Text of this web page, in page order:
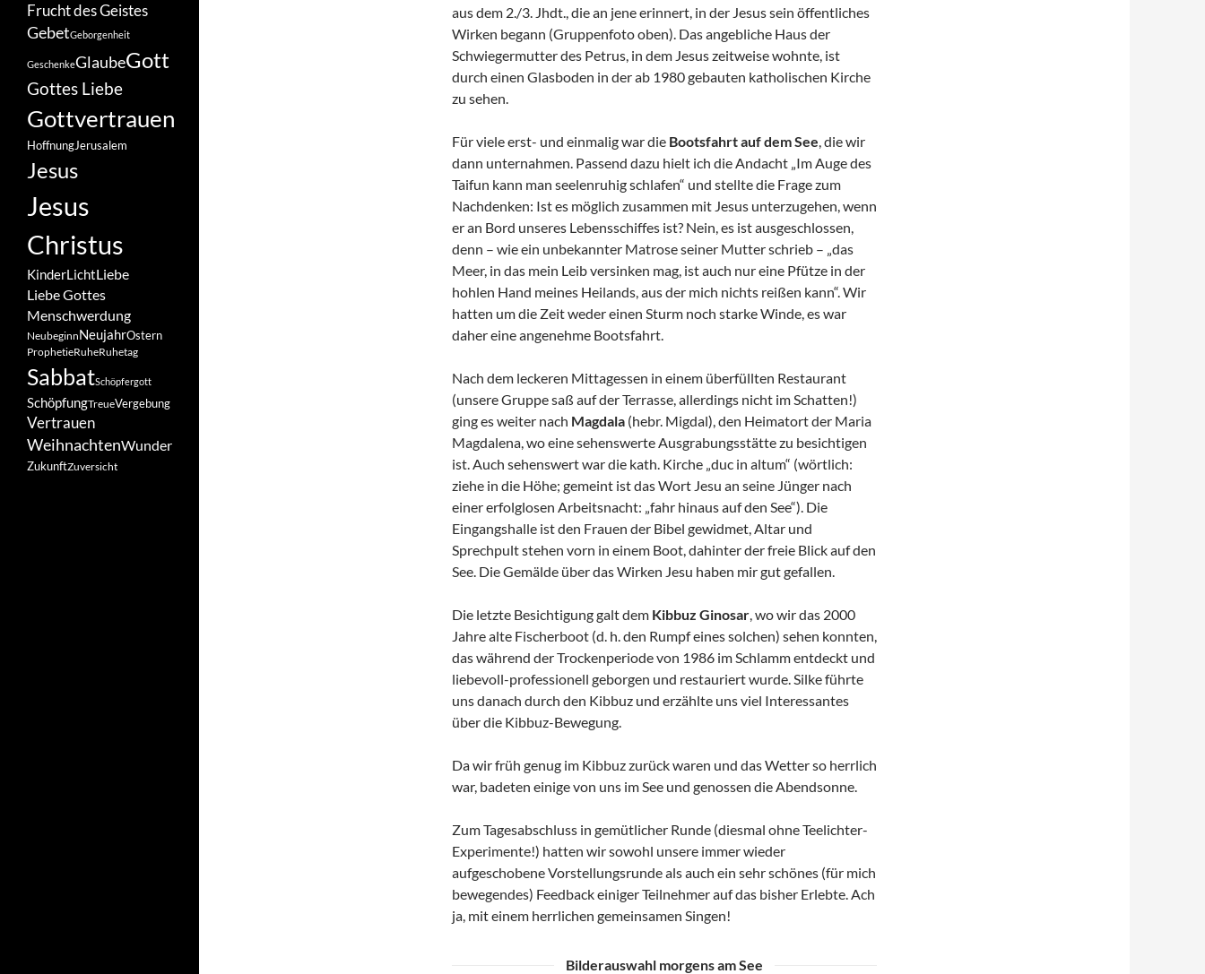
aus dem 2./3. Jhdt., die an jene erinnert, in der Jesus sein öffentliches
Wirken begann (Gruppenfoto oben). Das angebliche Haus der
Schwiegermutter des Petrus, in dem Jesus zeitweise wohnte, ist
durch einen Glasboden in der ab 1980 gebauten katholischen Kirche
zu sehen.
Für viele erst- und einmalig war die Bootsfahrt auf dem See , die wir
dann unternahmen. Passend dazu hielt ich die Andacht „Im Auge des
Taifun kann man seelenruhig schlafen“ und stellte die Frage zum
Nachdenken: Ist es möglich zusammen mit Jesus unterzugehen, wenn
er an Bord unseres Lebensschiffes ist? Nein, es ist ausgeschlossen,
denn – wie ein unbekannter Matrose seiner Mutter schrieb – „das
Meer, in das mein Leib versinken mag, ist auch nur eine Pfütze in der
hohlen Hand meines Heilands, aus der mich nichts reißen kann“. Wir
hatten um die Zeit weder einen Sturm noch starke Winde, es war
daher eine angenehme Bootsfahrt.
Nach dem leckeren Mittagessen in einem überfüllten Restaurant
(unsere Gruppe saß auf der Terrasse, allerdings nicht im Schatten!)
ging es weiter nach Magdala (hebr. Migdal), den Heimatort der Maria
Magdalena, wo eine sehenswerte Ausgrabungsstätte zu besichtigen
ist. Auch sehenswert war die kath. Kirche „duc in altum“ (wörtlich:
ziehe in die Höhe; gemeint ist das Wort Jesu an seine Jünger nach
einer erfolglosen Arbeitsnacht: „fahr hinaus auf den See“). Die
Eingangshalle ist den Frauen der Bibel gewidmet, Altar und
Sprechpult stehen vorn in einem Boot, dahinter der freie Blick auf den
See. Die Gemälde über das Wirken Jesu haben mir gut gefallen.
Die letzte Besichtigung galt dem Kibbuz Ginosar , wo wir das 2000
Jahre alte Fischerboot (d. h. den Rumpf eines solchen) sehen konnten,
das während der Trockenperiode von 1986 im Schlamm entdeckt und
liebevoll-professionell geborgen und restauriert wurde. Silke führte
uns danach durch den Kibbuz und erzählte uns viel Interessantes
über die Kibbuz-Bewegung.
Da wir früh genug im Kibbuz zurück waren und das Wetter so herrlich
war, badeten einige von uns im See und genossen die Abendsonne.
Zum Tagesabschluss in gemütlicher Runde (diesmal ohne Teelichter-
Experimente!) hatten wir sowohl unsere immer wieder
aufgeschobene Vorstellungsrunde als auch ein sehr schönes (für mich
bewegendes) Feedback einiger Teilnehmer auf das bisher Erlebte. Ach
ja, mit einem herrlichen gemeinsamen Singen!
Bilderauswahl morgens am See
Frucht des Geistes
GebetGeborgenheit
GeschenkeGlaubeGott
Gottes Liebe
Gottvertrauen
HoffnungJerusalem
Jesus
Jesus
Christus
KinderLichtLiebe
Liebe Gottes
Menschwerdung
NeubeginnNeujahrOstern
ProphetieRuheRuhetag
SabbatSchöpfergott
SchöpfungTreueVergebung
Vertrauen
WeihnachtenWunder
ZukunftZuversicht